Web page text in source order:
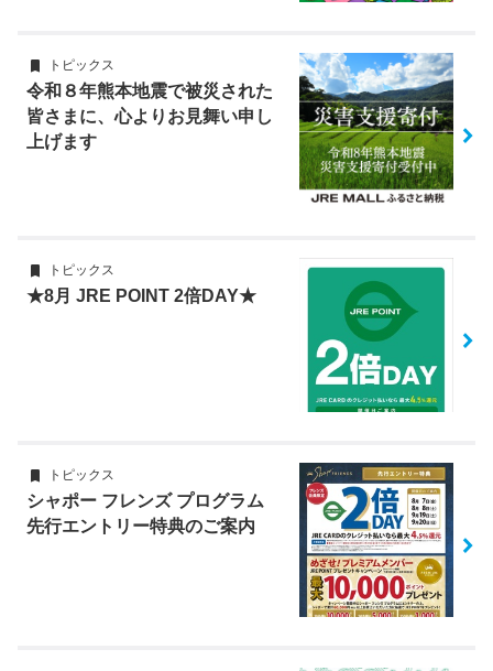
トピックス
令和８年熊本地震で被災された
皆さまに、心よりお見舞い申し
上げます
トピックス
★8月 JRE POINT 2倍DAY★
トピックス
シャポー フレンズ プログラム
先行エントリー特典のご案内